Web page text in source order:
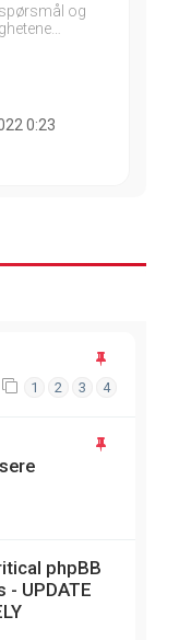
og
0:23
1 2 3 4
phpBB
- UPDATE